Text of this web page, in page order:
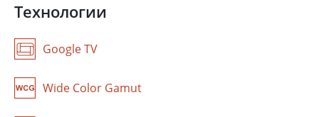
Технологии
Google TV
Wide Color Gamut
Краснодар
Тюмень
Самара